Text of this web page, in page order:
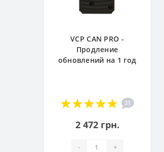
VCP CAN PRO -
Продление
обновлений на 1 год
21
2 472 грн.
- +